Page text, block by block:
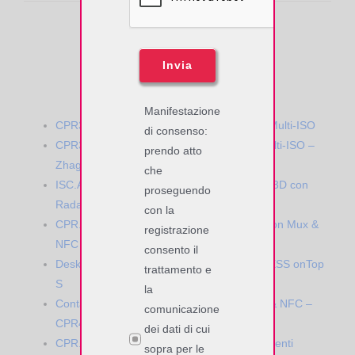
RFID Passivi HF
CPR30pro RFID HF Desktop Reader USB Multi-ISO
CPR30+ RFID HF Desktop Reader USB Multi-ISO –
Zhaga
ISC.ANT1710/690 – Crystal Gate RFID HF 3D con
Radar People Counter
CPR.74 – Moduli OEM RFID HF MultiISO con Mux &
NFC
Desktop Contactless Reader OBID myAXXESS onTop
S
Contactless Payment reader RFID EMVco & NFC –
CPR46.10 myAXXESS flatOne
CPR.44 – Moduli OEM RFID HF per Pagamenti
Invia
Manifestazione
di consenso:
prendo atto
che
proseguendo
con la
registrazione
consento il
trattamento e
la
comunicazione
dei dati di cui
sopra per le